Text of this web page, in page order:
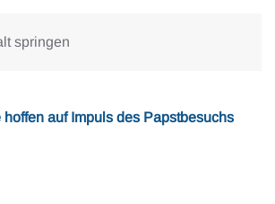
springen
auf Impuls des Papstbesuchs